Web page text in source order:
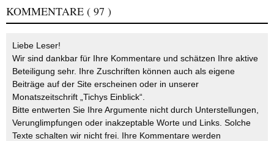
KOMMENTARE ( 97 )
Liebe Leser!
Wir sind dankbar für Ihre Kommentare und schätzen Ihre aktive
Beteiligung sehr. Ihre Zuschriften können auch als eigene
Beiträge auf der Site erscheinen oder in unserer
Monatszeitschrift „Tichys Einblick“.
Bitte entwerten Sie Ihre Argumente nicht durch Unterstellungen,
Verunglimpfungen oder inakzeptable Worte und Links. Solche
Texte schalten wir nicht frei. Ihre Kommentare werden